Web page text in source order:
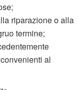
riparazione o alla
termine;
al